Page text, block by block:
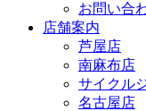
お問い合
店舗案内
芦屋店
南麻布店
サイクル
名古屋店